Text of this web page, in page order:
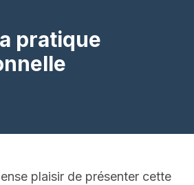
pratique
plaisir de présenter cette